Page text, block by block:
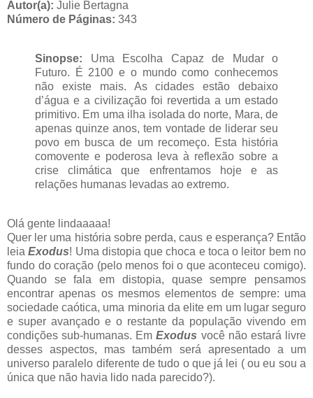
Autor(a): Julie Bertagna
Número de Páginas: 343
Sinopse: Uma Escolha Capaz de Mudar o
Futuro. É 2100 e o mundo como conhecemos
não existe mais. As cidades estão debaixo
d’água e a civilização foi revertida a um estado
primitivo. Em uma ilha isolada do norte, Mara, de
apenas quinze anos, tem vontade de liderar seu
povo em busca de um recomeço. Esta história
comovente e poderosa leva à reflexão sobre a
crise climática que enfrentamos hoje e as
relações humanas levadas ao extremo.
Olá gente lindaaaaa!
Quer ler uma história sobre perda, caus e esperança? Então
leiaExodus! Uma distopia que choca e toca o leitor bem no
fundo do coração (pelo menos foi o que aconteceu comigo).
Quando se fala em distopia, quase sempre pensamos
encontrar apenas os mesmos elementos de sempre: uma
sociedade caótica, uma minoria da elite em um lugar seguro
e super avançado e o restante da população vivendo em
condições sub-humanas. EmExodus você não estará livre
desses aspectos, mas também será apresentado a um
universo paralelo diferente de tudo o que já lei ( ou eu sou a
única que não havia lido nada parecido?).